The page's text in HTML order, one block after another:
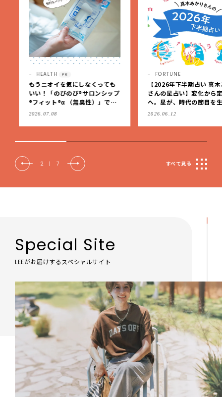
HEALTH PR
もうニオイを気にしなくっても
いい！「のびのび®サロンシップ
®フィット®α （無臭性）」で、
肩こりや足腰のダルさを出先で
2026.07.08
FORTUNE
【2026年下半期占い 真木
さんの星占い】変化から定
へ。星が、時代の節目を生
私たちを導く
2026.06.12
2 | 7 すべて見る
Special Site
LEEがお届けするスペシャルサイト